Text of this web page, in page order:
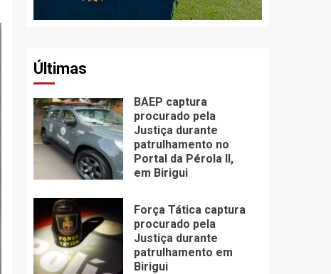
Últimas
BAEP captura
procurado pela
Justiça durante
patrulhamento no
Portal da Pérola ll,
em Birigui
Força Tática captura
procurado pela
Justiça durante
patrulhamento em
Birigui